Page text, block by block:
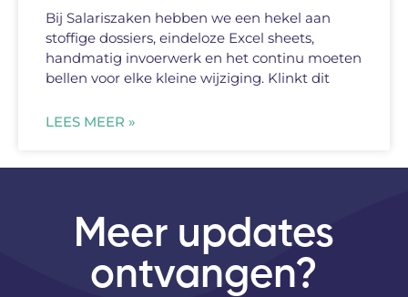
Bij Salariszaken hebben we een hekel aan
stoffige dossiers, eindeloze Excel sheets,
handmatig invoerwerk en het continu moeten
bellen voor elke kleine wijziging. Klinkt dit
LEES MEER »
Meer updates
ontvangen?